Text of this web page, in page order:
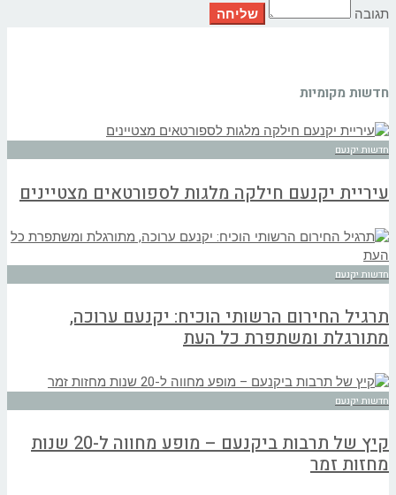
תגובה
חדשות מקומיות
חדשות יקנעם
עיריית יקנעם חילקה מלגות לספורטאים מצטיינים
חדשות יקנעם
תרגיל החירום הרשותי הוכיח: יקנעם ערוכה,
מתורגלת ומשתפרת כל העת
חדשות יקנעם
קיץ של תרבות ביקנעם – מופע מחווה ל-20 שנות
מחזות זמר